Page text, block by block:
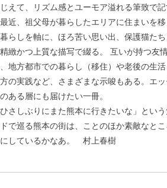
えて、リズム感とユーモア溢れる筆致で記
近、祖父母が暮らしたエリアに住まいを
らしを軸に、ほろ苦い思い出、保護猫たち
緻かつ上質な描写で綴る。 互いが持つ友
地方都市での暮らし（移住）や老後の生
の実践など、さまざまな示唆もある。エ
ある層にも届けたい一冊。
さしぶりにまた熊本に行きたいな」とい
で巡る熊本の街は、ことのほか素敵なと
しているかなあ。 村上春樹